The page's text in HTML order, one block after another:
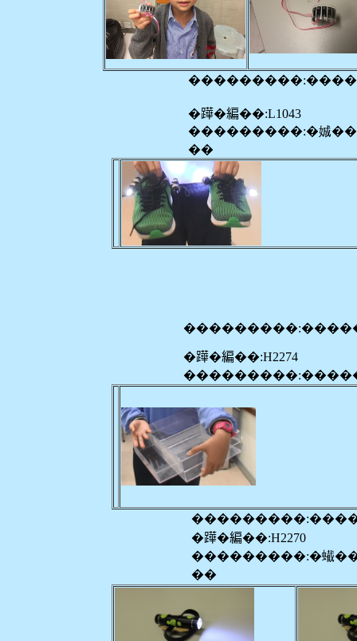
�𨅯�編��:L1043
���������:�娍
��
�𨅯�編��:H2274
�𨅯�編��:H2270
���������:�蠘��
��